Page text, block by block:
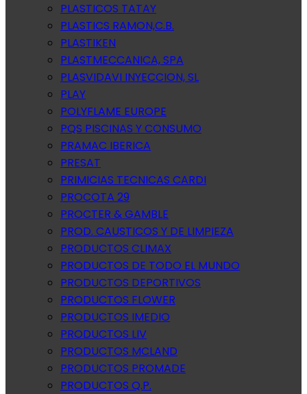
PLASTICOS TATAY
PLASTICS RAMON,C.B.
PLASTIKEN
PLASTMECCANICA, SPA
PLASVIDAVI INYECCION, SL
PLAY
POLYFLAME EUROPE
PQS PISCINAS Y CONSUMO
PRAMAC IBERICA
PRESAT
PRIMICIAS TECNICAS CARDI
PROCOTA 29
PROCTER & GAMBLE
PROD. CAUSTICOS Y DE LIMPIEZA
PRODUCTOS CLIMAX
PRODUCTOS DE TODO EL MUNDO
PRODUCTOS DEPORTIVOS
PRODUCTOS FLOWER
PRODUCTOS IMEDIO
PRODUCTOS LIV
PRODUCTOS MCLAND
PRODUCTOS PROMADE
PRODUCTOS Q.P.